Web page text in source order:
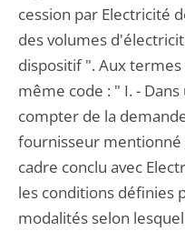
cession par Electricité
des volumes
dispositif ". Aux
même code : " I. -
compter de la
fournisseur mentionné
cadre conclu avec
les conditions définies
modalités selon